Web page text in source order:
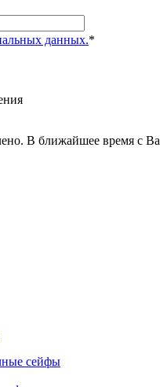
данных.*
В ближайшее время с
сейфы